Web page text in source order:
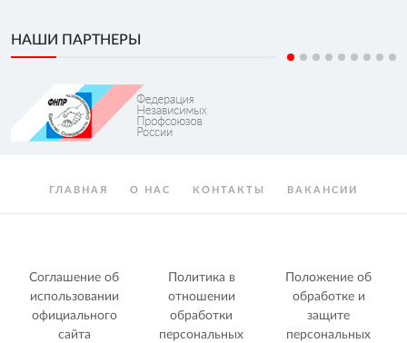
НАШИ ПАРТНЕРЫ
ГЛАВНАЯ О НАС КОНТАКТЫ ВАКАНСИИ
Соглашение об
использовании
официального
сайта
Политика в
отношении
обработки
персональных
Положение об
обработке и
защите
персональных